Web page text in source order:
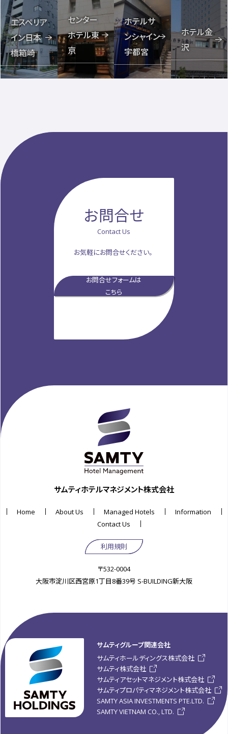
エスペリア
イン日本
橋箱崎
センター
ホテル東
京
ホテルサ
ンシャイン
宇都宮
ホテル金
沢
お問合せ
Contact Us
お気軽にお問合せください。
お問合せフォームは
こちら
サムティホテルマネジメント株式会社
Home About Us Managed Hotels
Information
Contact Us
利用規則
〒532-0004
大阪市淀川区西宮原1丁目8番39号 S-BUILDING新大阪
サムティグループ関連会社
サムティホールディングス株式会社
サムティ株式会社
サムティアセットマネジメント株式会社
サムティプロパティマネジメント株式会社
SAMTY ASIA INVESTMENTS PTE.LTD.
SAMTY VIETNAM CO., LTD.